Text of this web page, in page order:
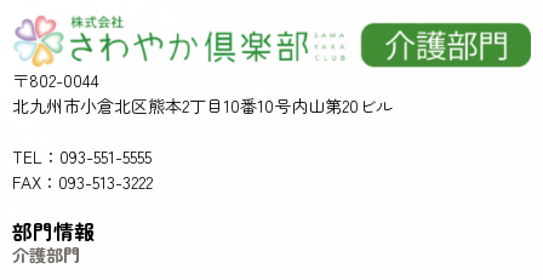
〒802-0044
北九州市小倉北区熊本2丁目10番10号内山第20ビル
TEL：093-551-5555
FAX：093-513-3222
部門情報
介護部門